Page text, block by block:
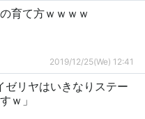
育て方ｗｗｗｗ
2019/12/25(We) 12:41
ゼリヤはいきなりステー
ｗ」